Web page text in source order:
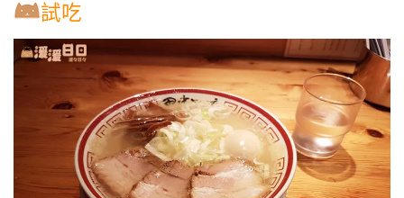
試吃